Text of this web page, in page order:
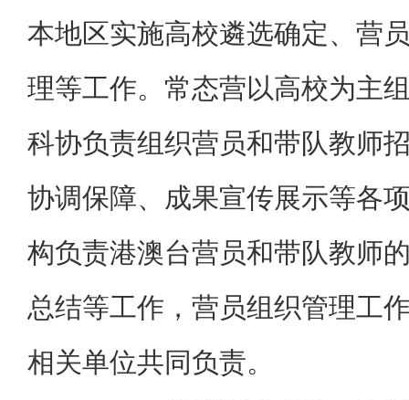
本地区实施高校遴选确定、营
理等工作。常态营以高校为主
科协负责组织营员和带队教师
协调保障、成果宣传展示等各
构负责港澳台营员和带队教师
总结等工作，营员组织管理工
相关单位共同负责。